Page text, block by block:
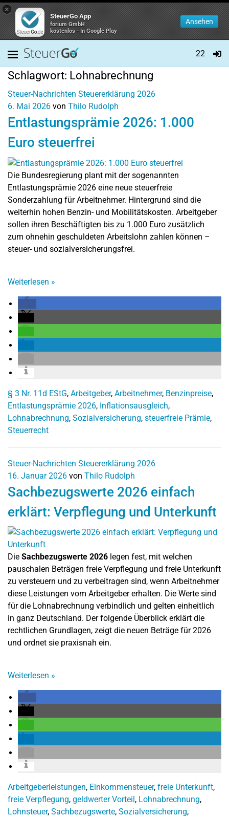
×
SteuerGo App
forium GmbH
kostenlos - In Google Play
Ansehen
22
Schlagwort: Lohnabrechnung
Steuer-Nachrichten Steuererklärung 2026
6. Mai 2026 von Thilo Rudolph
Entlastungsprämie 2026: 1.000
Euro steuerfrei
Die Bundesregierung plant mit der sogenannten
Entlastungsprämie 2026 eine neue steuerfreie
Sonderzahlung für Arbeitnehmer. Hintergrund sind die
weiterhin hohen Benzin- und Mobilitätskosten. Arbeitgeber
sollen ihren Beschäftigten bis zu 1.000 Euro zusätzlich
zum ohnehin geschuldeten Arbeitslohn zahlen können –
steuer- und sozialversicherungsfrei.
Weiterlesen »
§ 3 Nr. 11d EStG, Arbeitgeber, Arbeitnehmer, Benzinpreise,
Entlastungsprämie 2026, Inflationsausgleich,
Lohnabrechnung, Sozialversicherung, steuerfreie Prämie,
Steuerrecht
Steuer-Nachrichten Steuererklärung 2026
16. Januar 2026 von Thilo Rudolph
Sachbezugswerte 2026 einfach
erklärt: Verpflegung und Unterkunft
Die Sachbezugswerte 2026 legen fest, mit welchen
pauschalen Beträgen freie Verpflegung und freie Unterkunft
zu versteuern und zu verbeitragen sind, wenn Arbeitnehmer
diese Leistungen vom Arbeitgeber erhalten. Die Werte sind
für die Lohnabrechnung verbindlich und gelten einheitlich
in ganz Deutschland. Der folgende Überblick erklärt die
rechtlichen Grundlagen, zeigt die neuen Beträge für 2026
und ordnet sie praxisnah ein.
Weiterlesen »
Arbeitgeberleistungen, Einkommensteuer, freie Unterkunft,
freie Verpflegung, geldwerter Vorteil, Lohnabrechnung,
Lohnsteuer, Sachbezugswerte, Sozialversicherung,